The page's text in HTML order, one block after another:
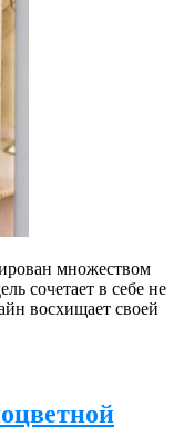
множеством
сочетает в себе не
восхищает своей